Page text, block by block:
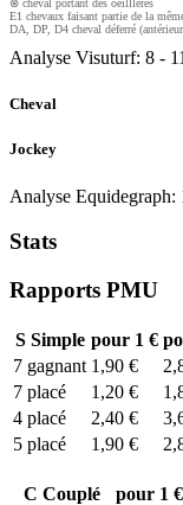
⊗ cheval portant des oeilllères
E1 chevaux faisant partie de la
DA, DP, D4 cheval déferré
Analyse Visuturf: 8 - 11
Cheval
Jockey
Analyse Equidegraph:
Stats
Rapports PMU
SSimple pour 1 €
7 gagnant 1,90 €
7 placé 1,20 €
4 placé 2,40 €
5 placé 1,90 €
C Couplé pour 1 €